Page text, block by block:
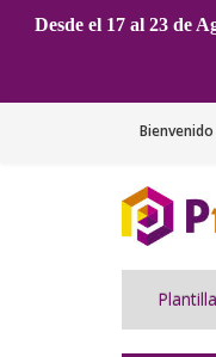
Desde el 17 al 23 de
Bienvenido